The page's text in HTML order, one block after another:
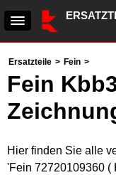
Ersatzteile > Fein >
Fein
Hier finden Sie alle
'Fein 72720109360 (